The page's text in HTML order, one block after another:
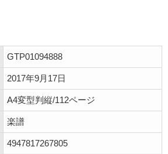
GTP01094888
2017年9月17日
A4変型判縦/112ページ
楽譜
4947817267805